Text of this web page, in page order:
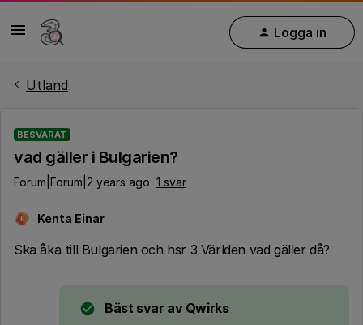
Logga in
Utland
BESVARAT
vad gäller i Bulgarien?
Forum|Forum|2 years ago 1 svar
K Kenta Einar
Ska åka till Bulgarien och hsr 3 Världen vad gäller då?
Bäst svar av Qwirks